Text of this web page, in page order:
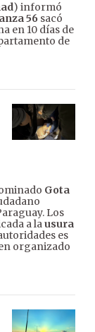
) informó
56 sacó
en 10 días de
de
Gota
Los
a lausura
es
organizado